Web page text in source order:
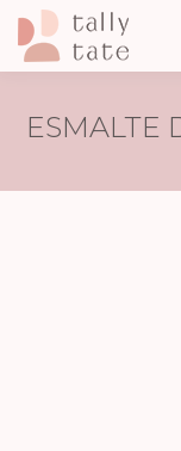
ESMALTE